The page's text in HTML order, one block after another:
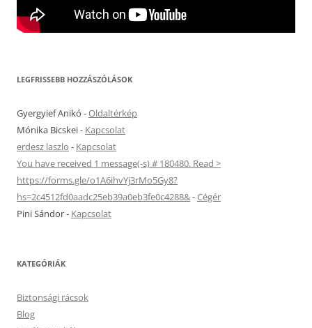
LEGFRISSEBB HOZZÁSZÓLÁSOK
Gyergyief Anikó -Oldaltérkép
Mónika Bicskei- Kapcsolat
erdesz laszlo - Kapcsolat
You have received 1 message(-s) # 180480. Read >
https://forms.gle/o1A6ihvYj3rMo5Gy8?
hs=2c4512fd0aadc25eb39a0eb3fe0c4288&-Cégér
Pini Sándor- Kapcsolat
KATEGÓRIÁK
Biztonsági rácsok
Blog